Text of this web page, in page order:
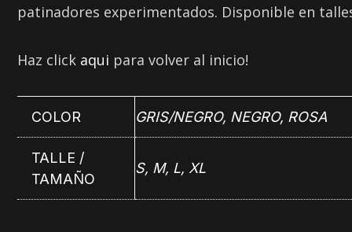
patinadores experimentados. Disponible en
Haz click aqui para volver al inicio!
COLOR GRIS/NEGRO, NEGRO, ROSA
TALLE /
TAMAÑO
S, M, L, XL